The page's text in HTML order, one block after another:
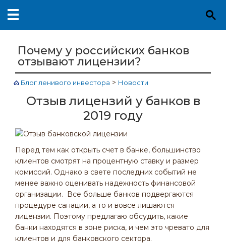
Почему у российских банков
отзывают лицензии?
Блог ленивого инвестора > Новости
Отзыв лицензий у банков в
2019 году
Перед тем как открыть счет в банке, большинство
клиентов смотрят на процентную ставку и размер
комиссий. Однако в свете последних событий не
менее важно оценивать надежность финансовой
организации. Все больше банков подвергаются
процедуре санации, а то и вовсе лишаются
лицензии. Поэтому предлагаю обсудить, какие
банки находятся в зоне риска, и чем это чревато для
клиентов и для банковского сектора.